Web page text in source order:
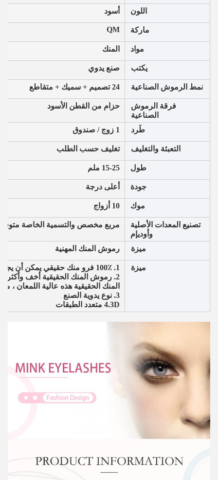
اللون أسود
ماركة QM
مواد المنك
يكتب صنع يدوي
نمط الرموش الصناعية 24 تصميم + سميك + متقاطع
فرقة الرموش
الصناعية
حزام من القطن الأسود
طَرد 1 زوج / صندوق
التعبئة والتغليف تغليف حسب الطلب
طول 15-25 ملم
جودة أعلى درجة
موك 10 أزواج
تصنيع المعدات الأصلية
وأوديإم
مربع مخصص والتسمية الخاصة
ميزة رموش المنك المهنية
ميزة
1. 100٪ فرو منك حقيقي يمكن أن يجعل عينيك تبدو أكثر طبيعية
2. رموش المنك الحقيقية أخف وأكثر
المنك الحقيقية هذه عالية اللمعان ،
3. نوع يدوية الصنع
4.3D متعدد الطبقات